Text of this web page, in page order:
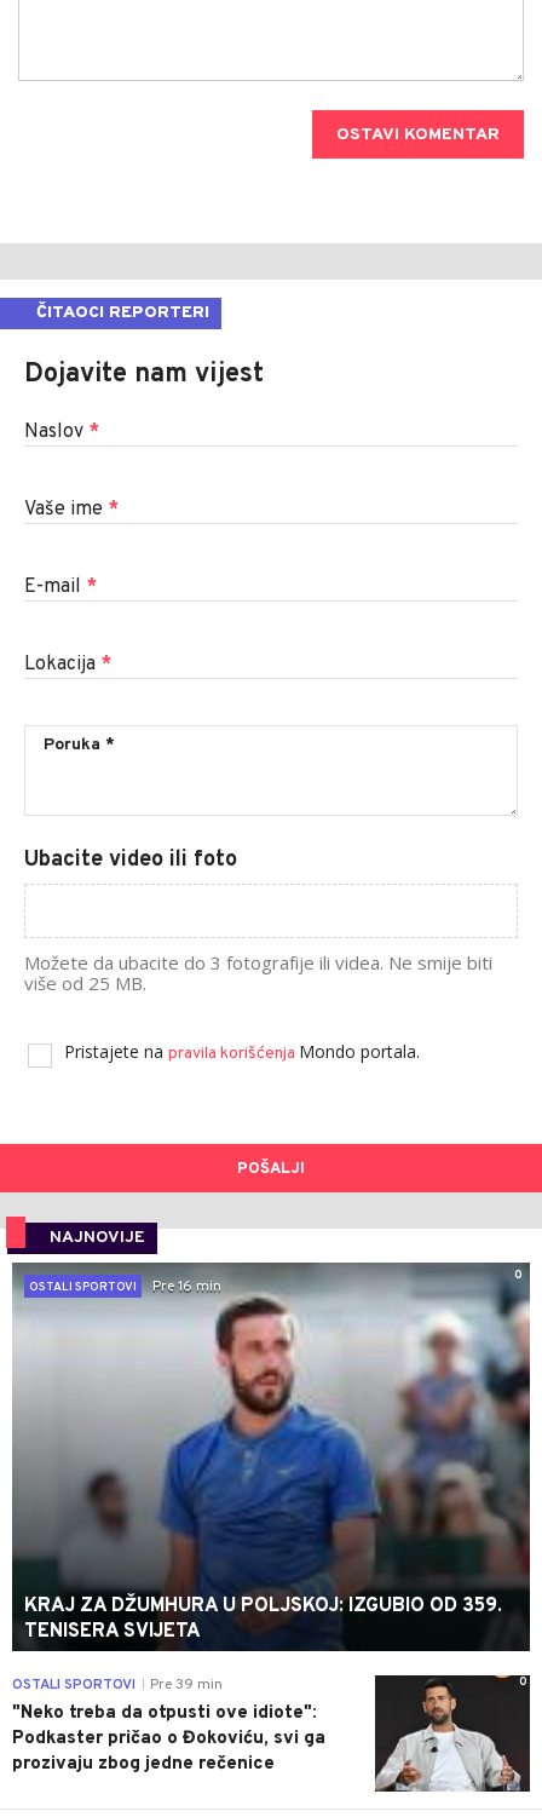
OSTAVI KOMENTAR
ČITAOCI REPORTERI
Dojavite nam vijest
Naslov *
Vaše ime *
E-mail *
Lokacija *
Ubacite video ili foto
Možete da ubacite do 3 fotografije ili videa. Ne smije biti
više od 25 MB.
Pristajete na pravila korišćenja Mondo portala.
POŠALJI
NAJNOVIJE
0
OSTALI SPORTOVI
Pre 16 min
KRAJ ZA DŽUMHURA U POLJSKOJ: IZGUBIO OD 359.
TENISERA SVIJETA
0
OSTALI SPORTOVI Pre 39 min
"Neko treba da otpusti ove idiote":
Podkaster pričao o Đokoviću, svi ga
prozivaju zbog jedne rečenice